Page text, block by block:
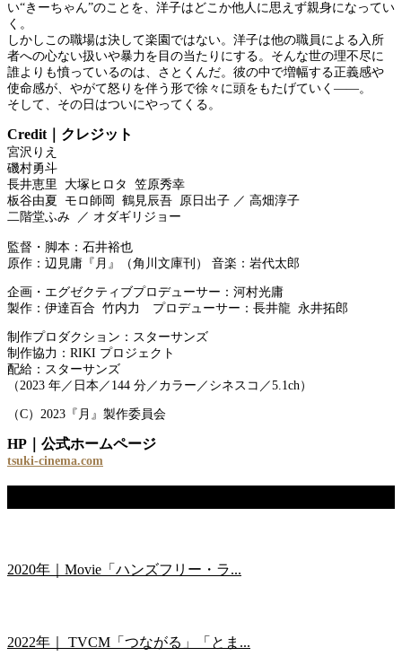
い“きーちゃん”のことを、洋子はどこか他人に思えず親身になってい
く。
しかしこの職場は決して楽園ではない。洋子は他の職員による入所
者への心ない扱いや暴力を目の当たりにする。そんな世の理不尽に
誰よりも憤っているのは、さとくんだ。彼の中で増幅する正義感や
使命感が、やがて怒りを伴う形で徐々に頭をもたげていく――。
そして、その日はついにやってくる。
Credit｜クレジット
宮沢りえ
磯村勇斗
長井恵里 大塚ヒロタ 笠原秀幸
板谷由夏 モロ師岡 鶴見辰吾 原日出子 ／ 高畑淳子
二階堂ふみ ／ オダギリジョー
監督・脚本：石井裕也
原作：辺見庸『月』（角川文庫刊） 音楽：岩代太郎
企画・エグゼクティブプロデューサー：河村光庸
製作：伊達百合 竹内力 プロデューサー：長井龍 永井拓郎
制作プロダクション：スターサンズ
制作協力：RIKI プロジェクト
配給：スターサンズ
（2023 年／日本／144 分／カラー／シネスコ／5.1ch）
（C）2023『月』製作委員会
HP｜公式ホームページ
tsuki-cinema.com
2020年｜Movie「ハンズフリー・ラ...
2022年｜ TVCM「つながる」「とま...